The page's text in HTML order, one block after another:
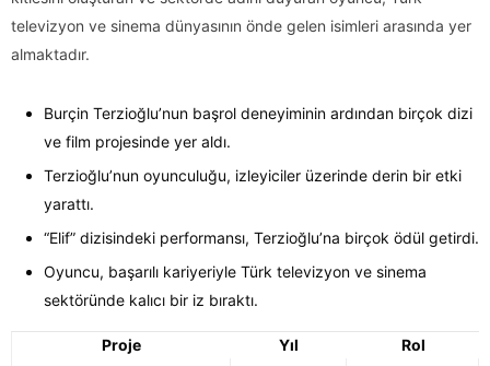
televizyon ve sinema dünyasının önde gelen isimleri arasında yer
almaktadır.
Burçin Terzioğlu’nun başrol deneyiminin ardından birçok dizi
ve film projesinde yer aldı.
Terzioğlu’nun oyunculuğu, izleyiciler üzerinde derin bir etki
yarattı.
“Elif” dizisindeki performansı, Terzioğlu’na birçok ödül getirdi.
Oyuncu, başarılı kariyeriyle Türk televizyon ve sinema
sektöründe kalıcı bir iz bıraktı.
Proje Yıl
Rol